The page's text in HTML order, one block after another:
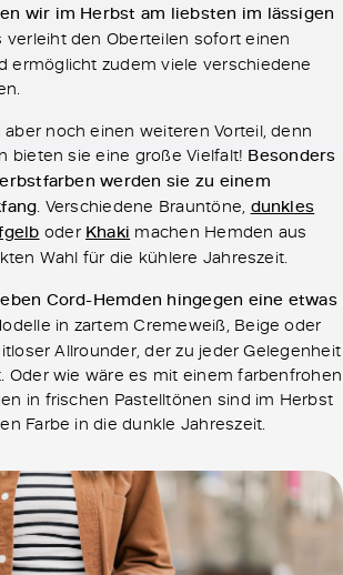
wir im Herbst am liebsten im lässigen
verleiht den Oberteilen sofort einen
ermöglicht zudem viele verschiedene
noch einen weiteren Vorteil, denn
bieten sie eine große Vielfalt! Besonders
werden sie zu einem
. Verschiedene Brauntöne, dunkles
oder Khaki machen Hemden aus
Wahl für die kühlere Jahreszeit.
Cord-Hemden hingegen eine etwas
in zartem Cremeweiß, Beige oder
Allrounder, der zu jeder Gelegenheit
Oder wie wäre es mit einem farbenfrohen
in frischen Pastelltönen sind im Herbst
Farbe in die dunkle Jahreszeit.